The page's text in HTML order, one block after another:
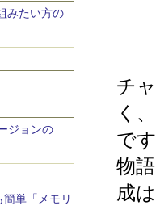
みたい方の
ジョンの
単「メモリ
チ
く
で
物
成